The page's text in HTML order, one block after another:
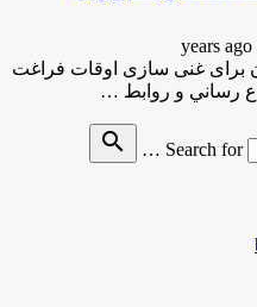
برای غنی سازی اوقات فراغت
رساني و روابط …
Search for
search